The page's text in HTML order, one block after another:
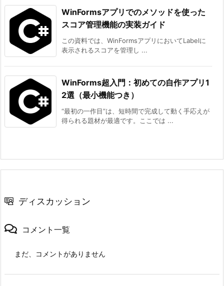
WinFormsアプリでのメソッドを使った
スコア管理機能の実装ガイド
この資料では、WinFormsアプリにおいてLabelに
表示されるスコアを管理し ...
WinForms超入門：初めての自作アプリ1
2選（最小機能つき）
“最初の一作目”は、短時間で完成して動く手応えが
得られる題材が最適です。ここでは ...
ディスカッション
コメント一覧
まだ、コメントがありません